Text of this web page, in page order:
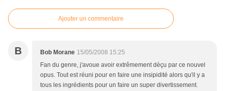
Ajouter un commentaire
B Bob Morane 15/05/2008 15:25
Fan du genre, j'avoue avoir extrêmement déçu par ce nouvel
opus. Tout est réuni pour en faire une insipidité alors qu'il y a
tous les ingrédients pour un faire un super divertissement.